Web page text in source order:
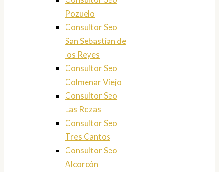
Pozuelo
Consultor Seo
San Sebastian de
los Reyes
Consultor Seo
Colmenar Viejo
Consultor Seo
Las Rozas
Consultor Seo
Tres Cantos
Consultor Seo
Alcorcón